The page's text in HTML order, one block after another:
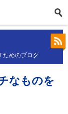
ためのブログ
なものを